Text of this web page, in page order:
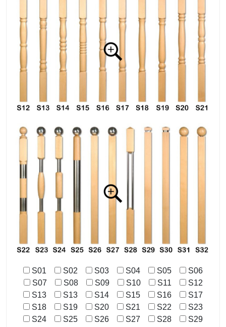
S01 S02 S03 S04 S05
S06
S07
S08 S09 S10 S11
S12
S13
S13 S14 S15 S16
S17
S18
S19 S20 S21 S22
S23
S24
S25 S26 S27 S28
S29